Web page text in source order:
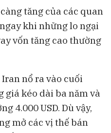
tăng của các quan
khi những lo ngại
vốn tăng cao thường
nổ ra vào cuối
giá kéo dài ba năm và
4.000 USD. Dù vậy,
mở các vị thế bán